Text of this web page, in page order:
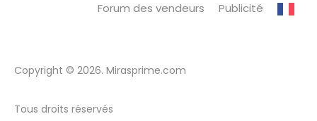
Forum des vendeurs Publicité
Copyright © 2026. Mirasprime.com
Tous droits réservés